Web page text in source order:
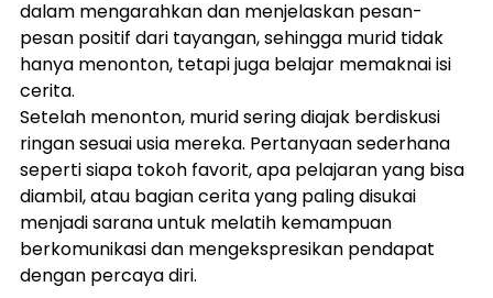
dalam mengarahkan dan menjelaskan pesan-
pesan positif dari tayangan, sehingga murid tidak
hanya menonton, tetapi juga belajar memaknai isi
cerita.
Setelah menonton, murid sering diajak berdiskusi
ringan sesuai usia mereka. Pertanyaan sederhana
seperti siapa tokoh favorit, apa pelajaran yang bisa
diambil, atau bagian cerita yang paling disukai
menjadi sarana untuk melatih kemampuan
berkomunikasi dan mengekspresikan pendapat
dengan percaya diri.